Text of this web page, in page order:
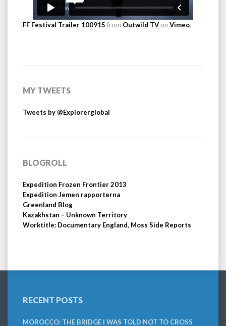
FF Festival Trailer 100915 from Outwild TV on Vimeo.
MY TWEETS
Tweets by @Explorerglobal
BLOGROLL
Expedition Frozen Frontier 2013
Expedition Jemen rapporterna
Greenland Blog
Kazakhstan – Unknown Territory
Worktitle: Documentary England, Moss Side Reports
RECENT POSTS
MOROCCO: THE BRIDGE I WAS TOLD NOT TO CROSS